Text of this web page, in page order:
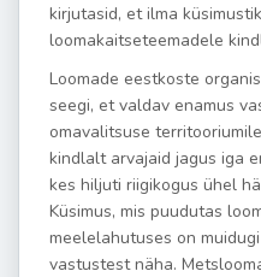
kirjutasid, et ilma
loomakaitseteemadele
Loomade eestkoste
seegi, et valdav enamus
omavalitsuse
kindlalt arvajaid jagus iga
kes hiljuti riigikogus ühel
Küsimus, mis puudutas
meelelahutuses on
vastustest näha.